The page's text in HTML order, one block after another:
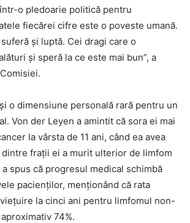
o pledoarie politică pentru
fiecărei cifre este o poveste umană.
și luptă. Cei dragi care o
și speră la ce este mai bun”, a
o dimensiune personală rară pentru un
Von der Leyen a amintit că sora ei mai
la vârsta de 11 ani, când ea avea
dintre frații ei a murit ulterior de limfom
spus că progresul medical schimbă
pacienților, menționând că rata
la cinci ani pentru limfomul non-
74%.